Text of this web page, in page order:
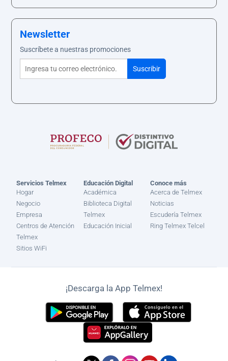
Newsletter
Suscríbete a nuestras promociones
Servicios Telmex
Hogar
Negocio
Empresa
Centros de Atención
Telmex
Sitios WiFi
Educación Digital
Académica
Biblioteca Digital
Telmex
Educación Inicial
Conoce más
Acerca de Telmex
Noticias
Escudería Telmex
Ring Telmex Telcel
¡Descarga la App Telmex!